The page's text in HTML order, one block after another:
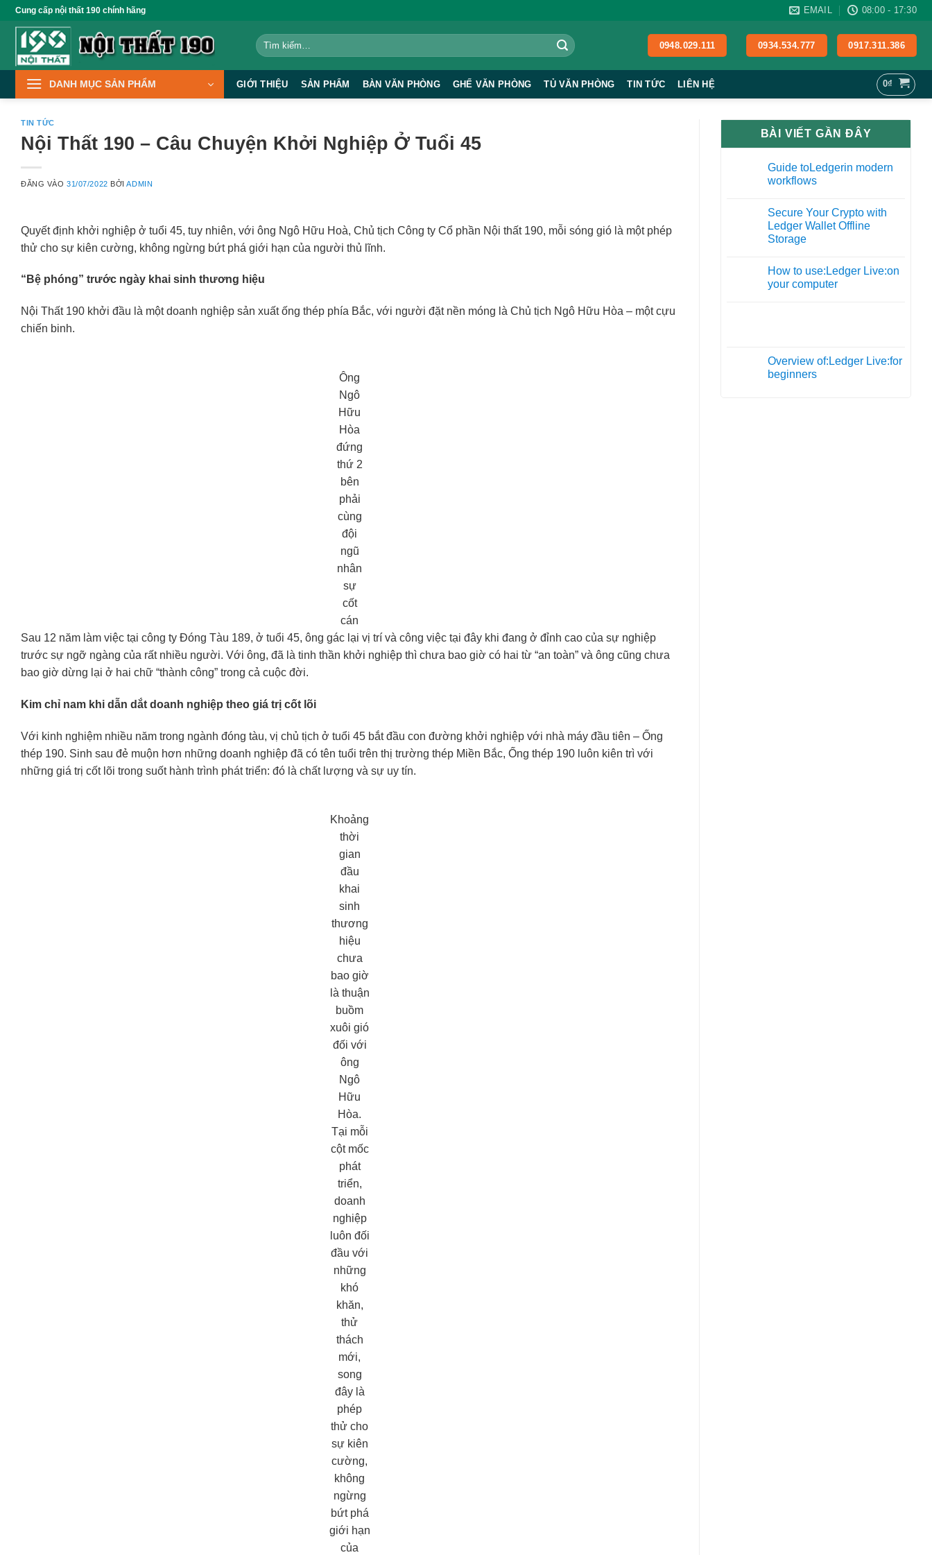
qua
dung
Cung cấp nội thất 190 chính hãng EMAIL 08:00 - 17:30
Tìm
kiếm:
0948.029.111 0934.534.777 0917.311.386
DANH MỤC SẢN PHẨM GIỚI THIỆU SẢN PHẨM BÀN VĂN PHÒNG GHẾ VĂN PHÒNG TỦ VĂN PHÒNG TIN TỨC LIÊN HỆ 0₫
TIN TỨC
Nội Thất 190 – Câu Chuyện Khởi Nghiệp Ở Tuổi 45
ĐĂNG VÀO31/07/2022 BỞIADMIN
Quyết định khởi nghiệp ở tuổi 45, tuy nhiên, với ông Ngô Hữu Hoà, Chủ tịch Công ty Cổ phần Nội thất 190, mỗi sóng gió là một phép
thử cho sự kiên cường, không ngừng bứt phá giới hạn của người thủ lĩnh.
“Bệ phóng” trước ngày khai sinh thương hiệu
Nội Thất 190 khởi đầu là một doanh nghiệp sản xuất ống thép phía Bắc, với người đặt nền móng là Chủ tịch Ngô Hữu Hòa – một cựu
chiến binh.
Ông
Ngô
Hữu
Hòa
đứng
thứ 2
bên
phải
cùng
đội
ngũ
nhân
sự
cốt
cán
Sau 12 năm làm việc tại công ty Đóng Tàu 189, ở tuổi 45, ông gác lại vị trí và công việc tại đây khi đang ở đỉnh cao của sự nghiệp
trước sự ngỡ ngàng của rất nhiều người. Với ông, đã là tinh thần khởi nghiệp thì chưa bao giờ có hai từ “an toàn” và ông cũng chưa
bao giờ dừng lại ở hai chữ “thành công” trong cả cuộc đời.
Kim chỉ nam khi dẫn dắt doanh nghiệp theo giá trị cốt lõi
Với kinh nghiệm nhiều năm trong ngành đóng tàu, vị chủ tịch ở tuổi 45 bắt đầu con đường khởi nghiệp với nhà máy đầu tiên – Ống
thép 190. Sinh sau đẻ muộn hơn những doanh nghiệp đã có tên tuổi trên thị trường thép Miền Bắc, Ống thép 190 luôn kiên trì với
những giá trị cốt lõi trong suốt hành trình phát triển: đó là chất lượng và sự uy tín.
Khoảng
thời
gian
đầu
khai
sinh
thương
hiệu
chưa
bao giờ
là thuận
buồm
xuôi gió
đối với
ông
Ngô
Hữu
Hòa.
Tại mỗi
cột mốc
phát
triển,
doanh
nghiệp
luôn đối
đầu với
những
khó
khăn,
thử
thách
mới,
song
đây là
phép
thử cho
sự kiên
cường,
không
ngừng
bứt phá
giới hạn
của
BÀI VIẾT GẦN ĐÂY
Guide toLedgerin modern
workflows
Secure Your Crypto with
Ledger Wallet Offline
Storage
How to use:Ledger Live:on
your computer
Overview of:Ledger Live:for
beginners